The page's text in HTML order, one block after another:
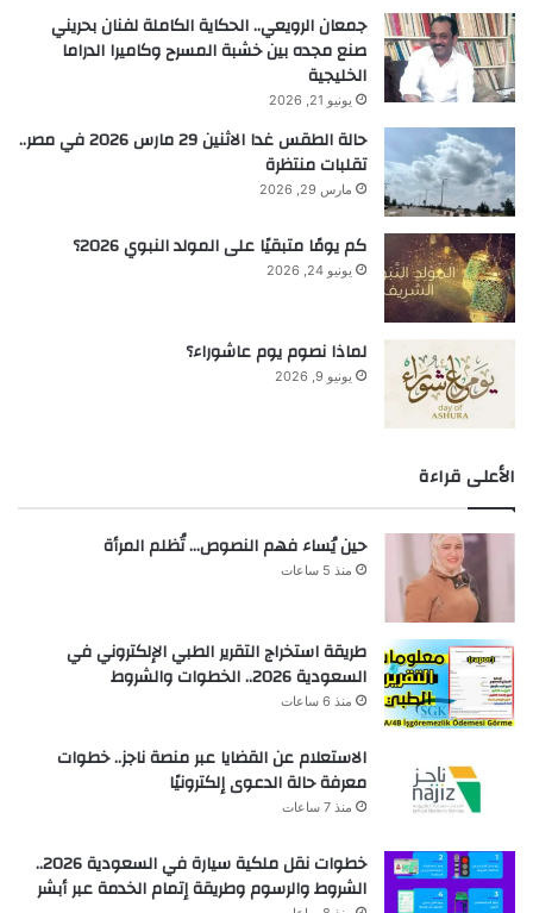
جمعان الرويعي.. الحكاية الكاملة لفنان بحريني
صنع مجده بين خشبة المسرح وكاميرا الدراما
الخليجية
يونيو 21, 2026
حالة الطقس غدا الاثنين 29 مارس 2026 في مصر..
تقلبات منتظرة
مارس 29, 2026
كم يومًا متبقيًا على المولد النبوي 2026؟
يونيو 24, 2026
لماذا نصوم يوم عاشوراء؟
يونيو 9, 2026
الأعلى قراءة
حين يُساء فهم النصوص… تُظلم المرأة
منذ 5 ساعات
طريقة استخراج التقرير الطبي الإلكتروني في
السعودية 2026.. الخطوات والشروط
منذ 6 ساعات
الاستعلام عن القضايا عبر منصة ناجز.. خطوات
معرفة حالة الدعوى إلكترونيًا
منذ 7 ساعات
خطوات نقل ملكية سيارة في السعودية 2026..
الشروط والرسوم وطريقة إتمام الخدمة عبر أبشر